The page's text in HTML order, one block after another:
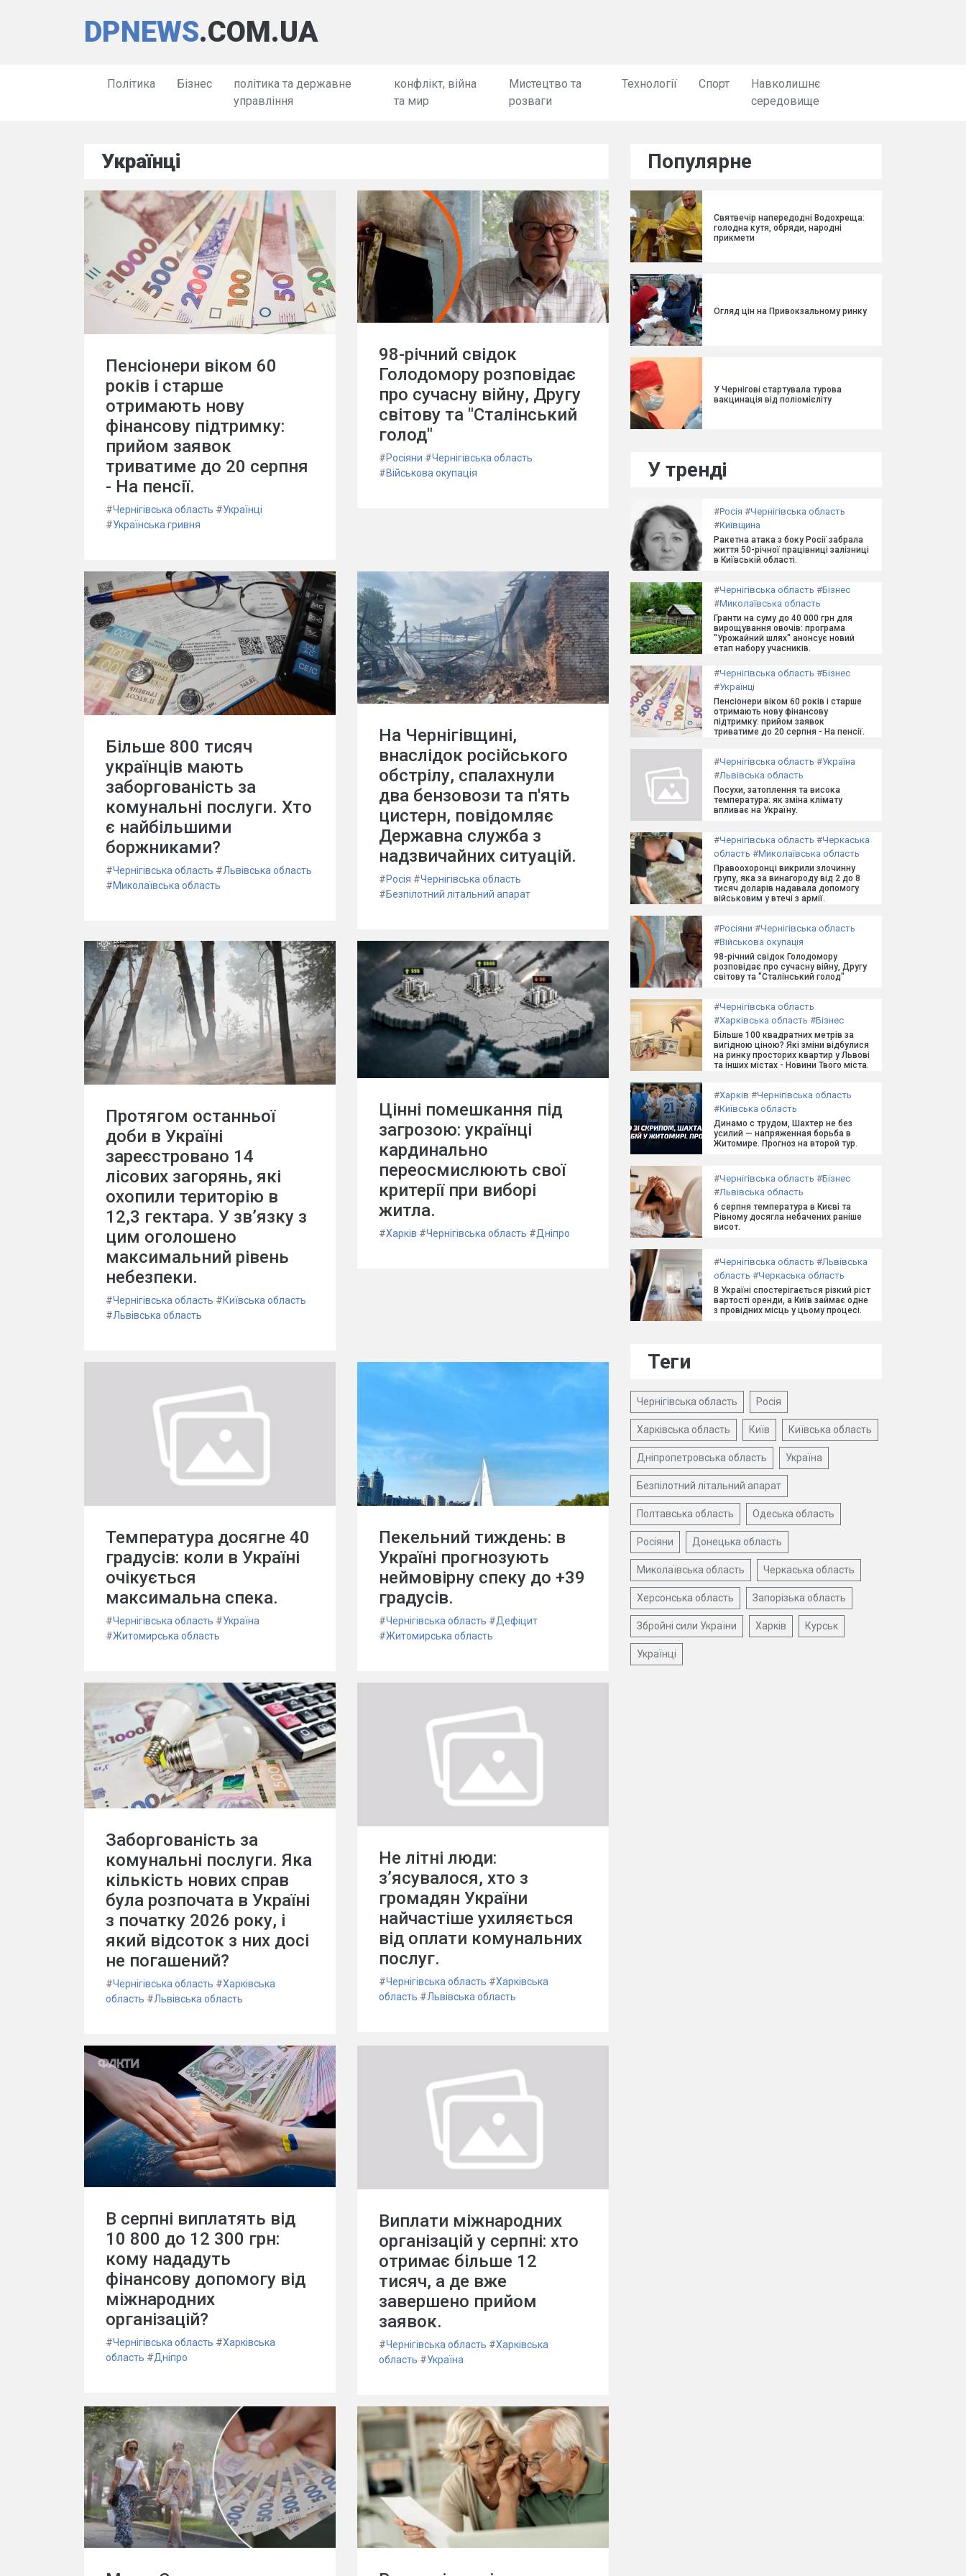
DPNEWS.COM.UA
Політика Бізнес
політика та державне
управління
конфлікт, війна
та мир
Мистецтво та
розваги
Технології Спорт
Навколишнє
середовище
Українці
Пенсіонери віком 60
років і старше
отримають нову
фінансову підтримку:
прийом заявок
триватиме до 20 серпня
- На пенсії.
#Чернігівська область #Українці
#Українська гривня
98-річний свідок
Голодомору розповідає
про сучасну війну, Другу
світову та "Сталінський
голод"
#Росіяни #Чернігівська область
#Військова окупація
Більше 800 тисяч
українців мають
заборгованість за
комунальні послуги. Хто
є найбільшими
боржниками?
#Чернігівська область #Львівська область
#Миколаївська область
На Чернігівщині,
внаслідок російського
обстрілу, спалахнули
два бензовози та п'ять
цистерн, повідомляє
Державна служба з
надзвичайних ситуацій.
#Росія #Чернігівська область
#Безпілотний літальний апарат
Протягом останньої
доби в Україні
зареєстровано 14
лісових загорянь, які
охопили територію в
12,3 гектара. У зв’язку з
цим оголошено
максимальний рівень
небезпеки.
#Чернігівська область #Київська область
#Львівська область
Цінні помешкання під
загрозою: українці
кардинально
переосмислюють свої
критерії при виборі
житла.
#Харків #Чернігівська область #Дніпро
Температура досягне 40
градусів: коли в Україні
очікується
максимальна спека.
#Чернігівська область #Україна
#Житомирська область
Пекельний тиждень: в
Україні прогнозують
неймовірну спеку до +39
градусів.
#Чернігівська область #Дефіцит
#Житомирська область
Заборгованість за
комунальні послуги. Яка
кількість нових справ
була розпочата в Україні
з початку 2026 року, і
який відсоток з них досі
не погашений?
#Чернігівська область #Харківська
область #Львівська область
Не літні люди:
з’ясувалося, хто з
громадян України
найчастіше ухиляється
від оплати комунальних
послуг.
#Чернігівська область #Харківська
область #Львівська область
В серпні виплатять від
10 800 до 12 300 грн:
кому нададуть
фінансову допомогу від
міжнародних
організацій?
#Чернігівська область #Харківська
область #Дніпро
Виплати міжнародних
організацій у серпні: хто
отримає більше 12
тисяч, а де вже
завершено прийом
заявок.
#Чернігівська область #Харківська
область #Україна
Популярне
Святвечір напередодні Водохреща:
голодна кутя, обряди, народні
прикмети
Огляд цін на Привокзальному ринку
У Чернігові стартувала турова
вакцинація від поліомієліту
У тренді
#Росія #Чернігівська область
#Київщина
Ракетна атака з боку Росії забрала
життя 50-річної працівниці залізниці
в Київській області.
#Чернігівська область #Бізнес
#Миколаївська область
Гранти на суму до 40 000 грн для
вирощування овочів: програма
"Урожайний шлях" анонсує новий
етап набору учасників.
#Чернігівська область #Бізнес
#Українці
Пенсіонери віком 60 років і старше
отримають нову фінансову
підтримку: прийом заявок
триватиме до 20 серпня - На пенсії.
#Чернігівська область #Україна
#Львівська область
Посухи, затоплення та висока
температура: як зміна клімату
впливає на Україну.
#Чернігівська область #Черкаська
область #Миколаївська область
Правоохоронці викрили злочинну
групу, яка за винагороду від 2 до 8
тисяч доларів надавала допомогу
військовим у втечі з армії.
#Росіяни #Чернігівська область
#Військова окупація
98-річний свідок Голодомору
розповідає про сучасну війну, Другу
світову та "Сталінський голод"
#Чернігівська область
#Харківська область #Бізнес
Більше 100 квадратних метрів за
вигідною ціною? Які зміни відбулися
на ринку просторих квартир у Львові
та інших містах - Новини Твого міста.
#Харків #Чернігівська область
#Київська область
Динамо с трудом, Шахтер не без
усилий — напряженная борьба в
Житомире. Прогноз на второй тур.
#Чернігівська область #Бізнес
#Львівська область
6 серпня температура в Києві та
Рівному досягла небачених раніше
висот.
#Чернігівська область #Львівська
область #Черкаська область
В Україні спостерігається різкий ріст
вартості оренди, а Київ займає одне
з провідних місць у цьому процесі.
Теги
Чернігівська область Росія
Харківська область Київ Київська область
Дніпропетровська область Україна
Безпілотний літальний апарат
Полтавська область Одеська область
Росіяни Донецька область
Миколаївська область Черкаська область
Херсонська область Запорізька область
Збройні сили України Харків Курськ
Українці